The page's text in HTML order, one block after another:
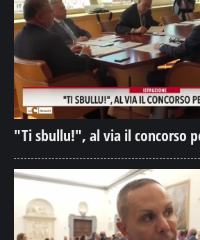
"Ti sbullu!", al via il concorso